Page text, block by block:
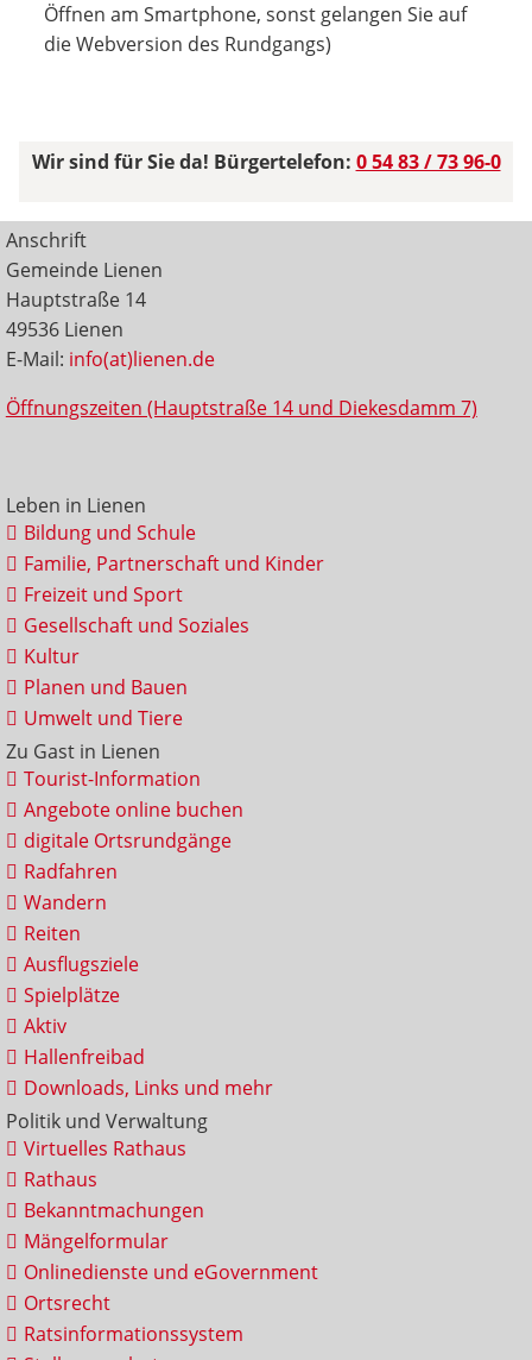
Öffnen am Smartphone, sonst gelangen Sie auf
die Webversion des Rundgangs)
Wir sind für Sie da! Bürgertelefon: 0 54 83 / 73 96-0
Anschrift
Gemeinde Lienen
Hauptstraße 14
49536 Lienen
E-Mail: info(at)lienen.de
Öffnungszeiten (Hauptstraße 14 und Diekesdamm 7)
Leben in Lienen
Bildung und Schule
Familie, Partnerschaft und Kinder
Freizeit und Sport
Gesellschaft und Soziales
Kultur
Planen und Bauen
Umwelt und Tiere
Zu Gast in Lienen
Tourist-Information
Angebote online buchen
digitale Ortsrundgänge
Radfahren
Wandern
Reiten
Ausflugsziele
Spielplätze
Aktiv
Hallenfreibad
Downloads, Links und mehr
Politik und Verwaltung
Virtuelles Rathaus
Rathaus
Bekanntmachungen
Mängelformular
Onlinedienste und eGovernment
Ortsrecht
Ratsinformationssystem